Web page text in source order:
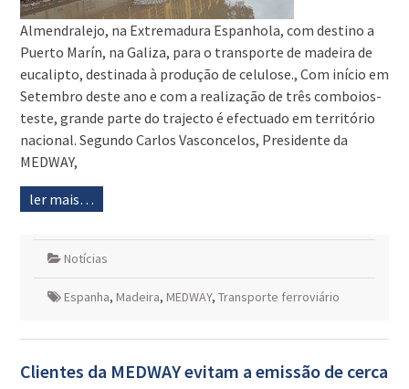
Almendralejo, na Extremadura Espanhola, com destino a
Puerto Marín, na Galiza, para o transporte de madeira de
eucalipto, destinada à produção de celulose., Com início em
Setembro deste ano e com a realização de três comboios-
teste, grande parte do trajecto é efectuado em território
nacional. Segundo Carlos Vasconcelos, Presidente da
MEDWAY,
ler mais…
Notícias
Espanha, Madeira, MEDWAY, Transporte ferroviário
Clientes da MEDWAY evitam a emissão de cerca